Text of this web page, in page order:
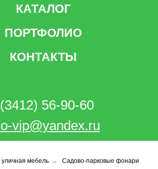
КАТАЛОГ
ПОРТФОЛИО
КОНТАКТЫ
56-90-60
vip@yandex.ru
мебель → Садово-парковые фонари